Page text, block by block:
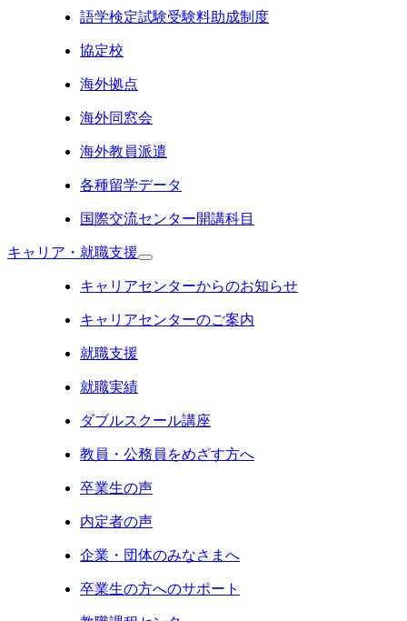
語学検定試験受験料助成制度
協定校
海外拠点
海外同窓会
海外教員派遣
各種留学データ
国際交流センター開講科目
キャリア・就職支援
キャリアセンターからのお知らせ
キャリアセンターのご案内
就職支援
就職実績
ダブルスクール講座
教員・公務員をめざす方へ
卒業生の声
内定者の声
企業・団体のみなさまへ
卒業生の方へのサポート